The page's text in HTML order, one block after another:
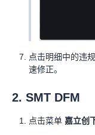
点击明细中的违
速修正。
2. SMT DFM
点击菜单 嘉立创